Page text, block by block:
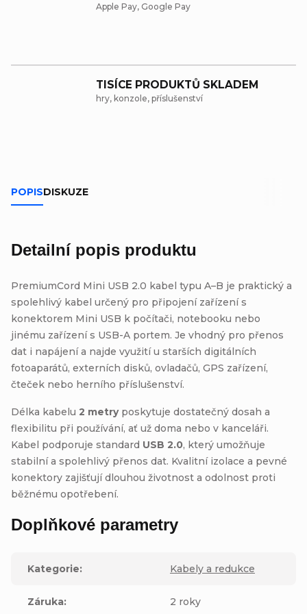
Apple Pay, Google Pay
TISÍCE PRODUKTŮ SKLADEM
hry, konzole, příslušenství
POPISDISKUZE
Detailní popis produktu
PremiumCord Mini USB 2.0 kabel typu A–B je praktický a
spolehlivý kabel určený pro připojení zařízení s
konektorem Mini USB k počítači, notebooku nebo
jinému zařízení s USB-A portem. Je vhodný pro přenos
dat i napájení a najde využití u starších digitálních
fotoaparátů, externích disků, ovladačů, GPS zařízení,
čteček nebo herního příslušenství.
Délka kabelu 2 metryposkytuje dostatečný dosah a
flexibilitu při používání, ať už doma nebo v kanceláři.
Kabel podporuje standard USB 2.0, který umožňuje
stabilní a spolehlivý přenos dat. Kvalitní izolace a pevné
konektory zajišťují dlouhou životnost a odolnost proti
běžnému opotřebení.
Doplňkové parametry
Kategorie: Kabely a redukce
Záruka: 2 roky